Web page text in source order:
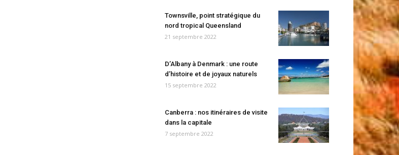
Townsville, point stratégique du
nord tropical Queensland
21 septembre 2022
D’Albany à Denmark : une route
d’histoire et de joyaux naturels
15 septembre 2022
Canberra : nos itinéraires de visite
dans la capitale
7 septembre 2022